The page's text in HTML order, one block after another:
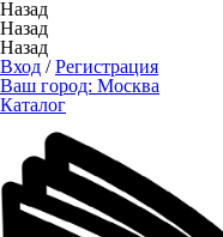
Назад
Назад
Назад
Вход /Регистрация
Ваш город: Москва
Каталог